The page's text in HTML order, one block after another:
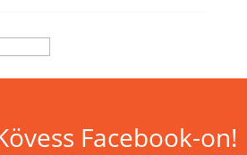
Facebook-on!